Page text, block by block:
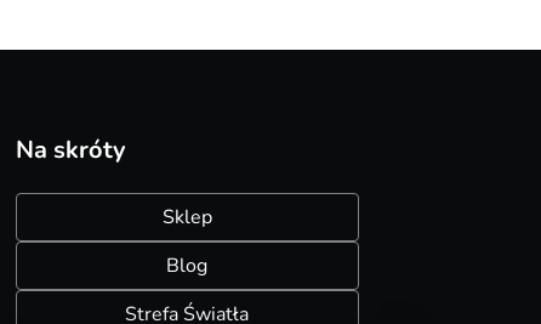
Na skróty
Sklep
Blog
Strefa Światła